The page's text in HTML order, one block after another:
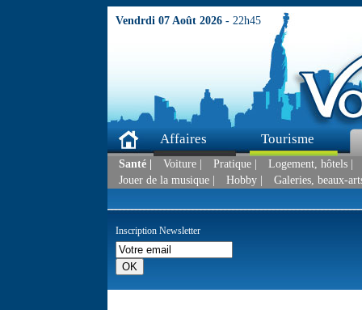
Vendrdi 07 Août 2026 - 22h45
Affaires Tourisme
Santé | Voiture | Pratique |
Logement, hôtels |
Jouer de la musique |
Hobby | Galeries, beaux-
Inscription Newsletter